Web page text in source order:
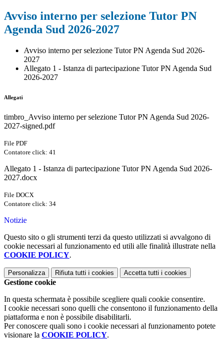
Avviso interno per selezione Tutor PN
Agenda Sud 2026-2027
Avviso interno per selezione Tutor PN Agenda Sud 2026-
2027
Allegato 1 - Istanza di partecipazione Tutor PN Agenda Sud
2026-2027
Allegati
timbro_Avviso interno per selezione Tutor PN Agenda Sud 2026-
2027-signed.pdf
File PDF
Contatore click: 41
Allegato 1 - Istanza di partecipazione Tutor PN Agenda Sud 2026-
2027.docx
File DOCX
Contatore click: 34
Notizie
Questo sito o gli strumenti terzi da questo utilizzati si avvalgono di
cookie necessari al funzionamento ed utili alle finalità illustrate nella
COOKIE POLICY.
Personalizza Rifiuta tutti i cookies Accetta tutti i cookies
Gestione cookie
In questa schermata è possibile scegliere quali cookie consentire.
I cookie necessari sono quelli che consentono il funzionamento della
piattaforma e non è possibile disabilitarli.
Per conoscere quali sono i cookie necessari al funzionamento potete
visionare la COOKIE POLICY.